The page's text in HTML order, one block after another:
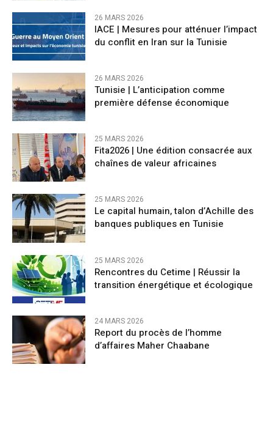
26 MARS 2026
IACE | Mesures pour atténuer l’impact
du conflit en Iran sur la Tunisie
26 MARS 2026
Tunisie | L’anticipation comme
première défense économique
25 MARS 2026
Fita2026 | Une édition consacrée aux
chaînes de valeur africaines
25 MARS 2026
Le capital humain, talon d’Achille des
banques publiques en Tunisie
25 MARS 2026
Rencontres du Cetime | Réussir la
transition énergétique et écologique
24 MARS 2026
Report du procès de l’homme
d’affaires Maher Chaabane